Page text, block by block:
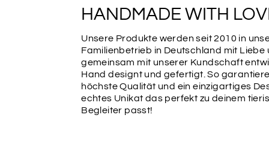
HANDMADE WITH
Unsere Produkte werden seit 2010 in
Familienbetrieb in Deutschland mit Liebe
gemeinsam mit unserer Kundschaft
Hand designt und gefertigt. So
höchste Qualität und ein einzigartiges
echtes Unikat das perfekt zu deinem
Begleiter passt!